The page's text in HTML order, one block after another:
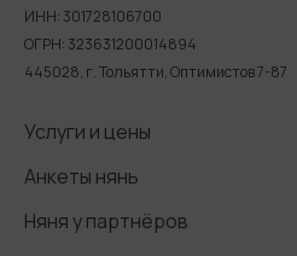
ИНН: 301728106700
ОГРН: 323631200014894
445028, г. Тольятти, Оптимистов 7-87
Услуги и цены
Анкеты нянь
Няня у партнёров